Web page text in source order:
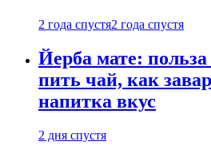
2 года спустя2 года спустя
Йерба мате:
пить чай, как
напитка вкус
2 дня спустя